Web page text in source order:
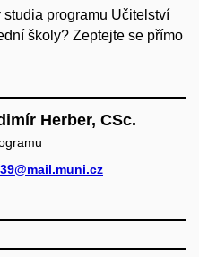
programu Učitelství
školy? Zeptejte se přímo
Herber, CSc.